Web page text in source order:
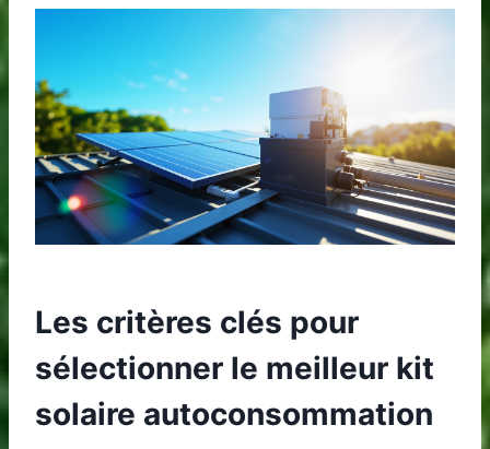
Les critères clés pour
sélectionner le meilleur kit
solaire autoconsommation